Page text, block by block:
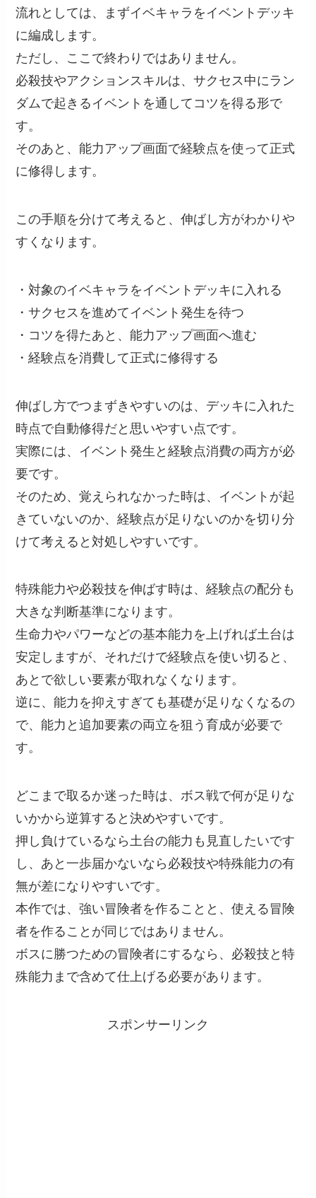
流れとしては、まずイベキャラをイベントデッキ
に編成します。
ただし、ここで終わりではありません。
必殺技やアクションスキルは、サクセス中にラン
ダムで起きるイベントを通してコツを得る形で
す。
そのあと、能力アップ画面で経験点を使って正式
に修得します。
この手順を分けて考えると、伸ばし方がわかりや
すくなります。
・対象のイベキャラをイベントデッキに入れる
・サクセスを進めてイベント発生を待つ
・コツを得たあと、能力アップ画面へ進む
・経験点を消費して正式に修得する
伸ばし方でつまずきやすいのは、デッキに入れた
時点で自動修得だと思いやすい点です。
実際には、イベント発生と経験点消費の両方が必
要です。
そのため、覚えられなかった時は、イベントが起
きていないのか、経験点が足りないのかを切り分
けて考えると対処しやすいです。
特殊能力や必殺技を伸ばす時は、経験点の配分も
大きな判断基準になります。
生命力やパワーなどの基本能力を上げれば土台は
安定しますが、それだけで経験点を使い切ると、
あとで欲しい要素が取れなくなります。
逆に、能力を抑えすぎても基礎が足りなくなるの
で、能力と追加要素の両立を狙う育成が必要で
す。
どこまで取るか迷った時は、ボス戦で何が足りな
いかから逆算すると決めやすいです。
押し負けているなら土台の能力も見直したいです
し、あと一歩届かないなら必殺技や特殊能力の有
無が差になりやすいです。
本作では、強い冒険者を作ることと、使える冒険
者を作ることが同じではありません。
ボスに勝つための冒険者にするなら、必殺技と特
殊能力まで含めて仕上げる必要があります。
スポンサーリンク